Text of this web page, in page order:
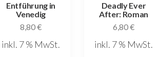
Entführung in
Venedig
8,80€
inkl. 7 % MwSt.
Deadly Ever
After: Roman
6,80€
inkl. 7 % MwSt.